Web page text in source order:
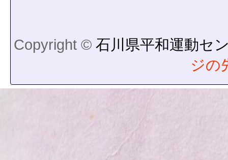
Copyright © 石川県平和運動セ
ジの